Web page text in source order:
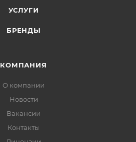
УСЛУГИ
БРЕНДЫ
КОМПАНИЯ
О компании
Новости
Вакансии
Контакты